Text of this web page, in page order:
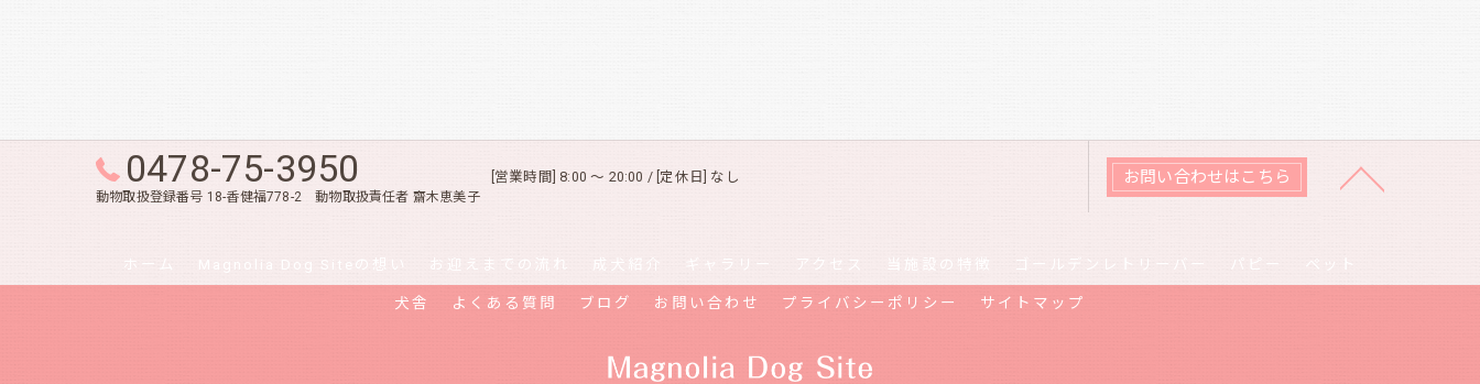
0478-75-3950
動物取扱登録番号 18-香健福778-2 動物取扱責任者 齋木恵美子
[営業時間] 8:00 ～ 20:00 / [定休日] なし お問い合わせはこちら
ホーム Magnolia Dog Siteの想い お迎えまでの流れ 成犬紹介 ギャラリー アクセス 当施設の特徴 ゴールデンレトリーバー パピー ペット
犬舎 よくある質問 ブログ お問い合わせ プライバシーポリシー サイトマップ